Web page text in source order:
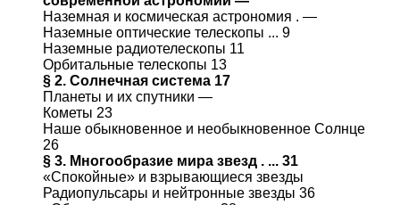
Наземная и космическая астрономия . —
Наземные оптические телескопы ... 9
Наземные радиотелескопы 11
Орбитальные телескопы 13
§ 2. Солнечная система 17
Планеты и их спутники —
Кометы 23
Наше обыкновенное и необыкновенное Солнце
26
§ 3. Многообразие мира звезд . ... 31
«Спокойные» и взрывающиеся звезды
Радиопульсары и нейтронные звезды 36